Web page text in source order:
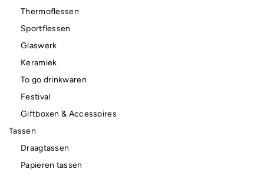
Thermoflessen
Sportflessen
Glaswerk
Keramiek
To go drinkwaren
Festival
Giftboxen & Accessoires
Tassen
Draagtassen
Papieren tassen